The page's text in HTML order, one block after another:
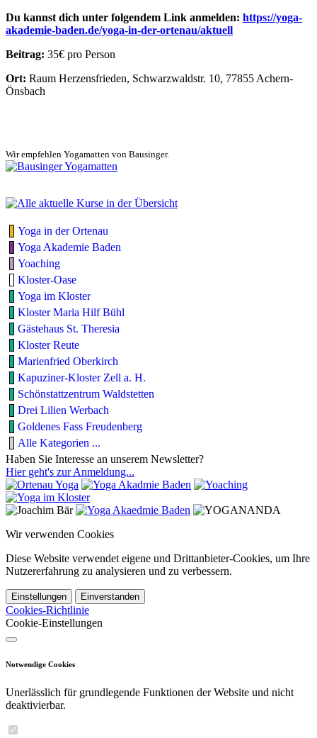
Du kannst dich unter folgendem Link anmelden: https://yoga-
akademie-baden.de/yoga-in-der-ortenau/aktuell
Beitrag: 35€ pro Person
Ort: Raum Herzensfrieden, Schwarzwaldstr. 10, 77855 Achern-
Önsbach
Wir empfehlen Yogamatten von Bausinger.
Yoga in der Ortenau
Yoga Akademie Baden
Yoaching
Kloster-Oase
Yoga im Kloster
Kloster Maria Hilf Bühl
Gästehaus St. Theresia
Kloster Reute
Marienfried Oberkirch
Kapuziner-Kloster Zell a. H.
Schönstattzentrum Waldstetten
Drei Lilien Werbach
Goldenes Fass Freudenberg
Alle Kategorien ...
Haben Sie Interesse an unserem Newsletter?
Hier geht's zur Anmeldung...
Wir verwenden Cookies
Diese Website verwendet eigene und Drittanbieter-Cookies, um Ihre
Nutzererfahrung zu analysieren und zu verbessern.
Einstellungen Einverstanden
Cookies-Richtlinie
Cookie-Einstellungen
Notwendige Cookies
Unerlässlich für grundlegende Funktionen der Website und nicht
deaktivierbar.